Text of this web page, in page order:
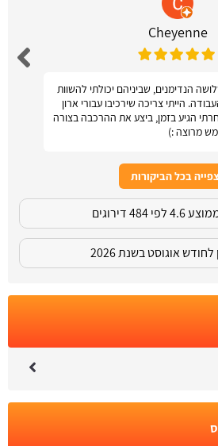
Cheyenne
הנדימנים, שביניהם יכולתי להשוות
הייתי צריכה שירכיבו עבורי ארון
הגיע בזמן, ביצע את ההרכבה בצורה
מרוצה :)
בכל הביקורות
484 דירוגים
אוגוסט בשנת 2026